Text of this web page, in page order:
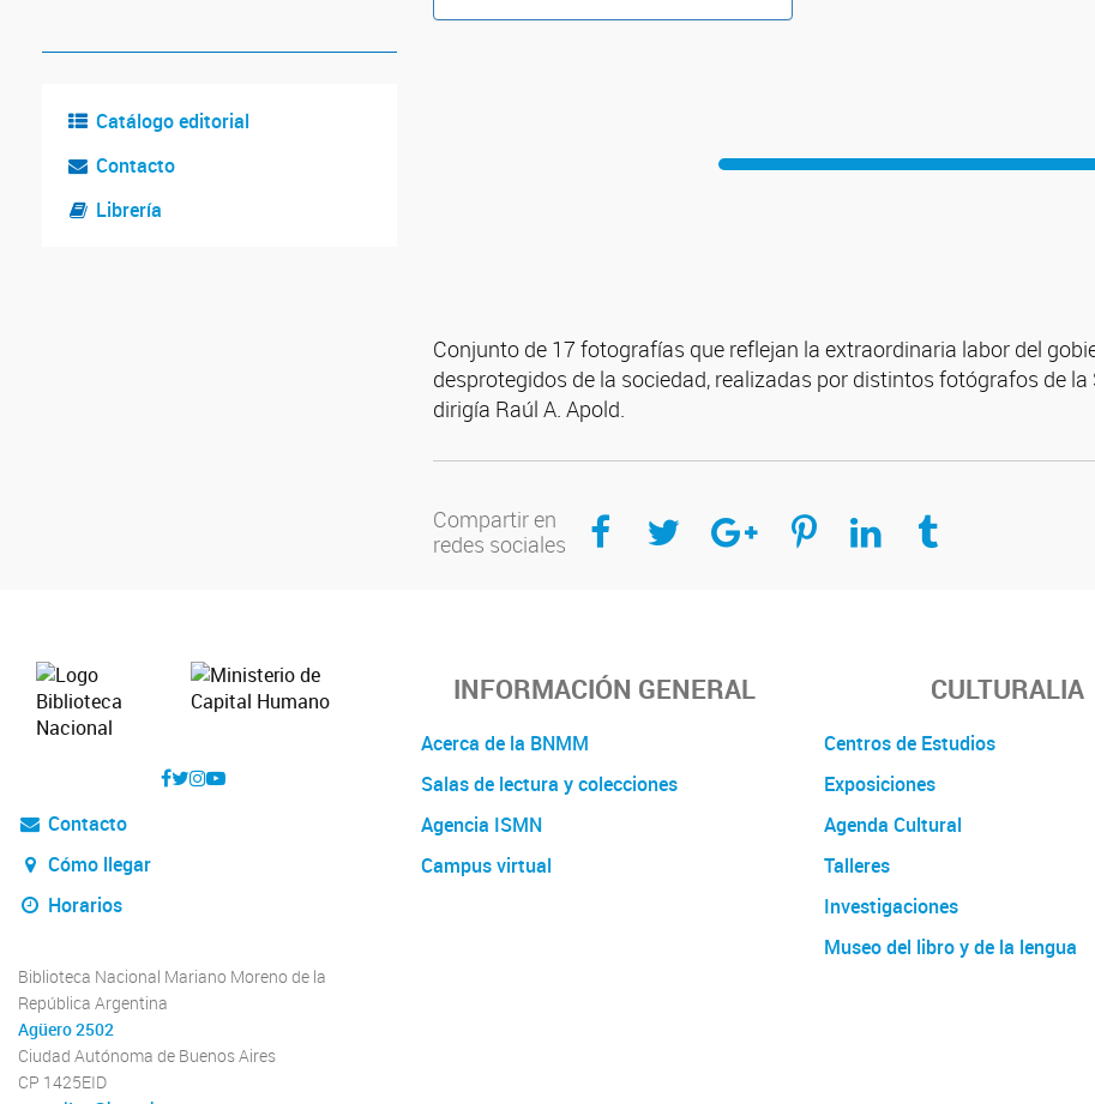
Catálogo editorial
Contacto
Librería
Conjunto de 17 fotografías que reflejan la extraordinaria labor del
desprotegidos de la sociedad, realizadas por distintos fotógrafos de
dirigía Raúl A. Apold.
Compartir en
redes sociales
Compartir en Facebook Compartir en Twitter Compartir en Google Plus Compartir en Pinterest Compartir en Linkedin Compartir en Tumblr
Contacto
Cómo llegar
Horarios
Biblioteca Nacional Mariano Moreno de la
República Argentina
Agüero 2502
Ciudad Autónoma de Buenos Aires
CP 1425EID
INFORMACIÓN GENERAL
Acerca de la BNMM
Salas de lectura y colecciones
Agencia ISMN
Campus virtual
CULTURALIA
Centros de Estudios
Exposiciones
Agenda Cultural
Talleres
Investigaciones
Museo del libro y de la lengua